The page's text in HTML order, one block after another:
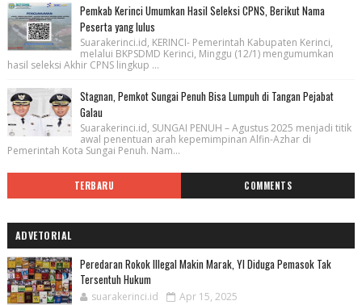
Pemkab Kerinci Umumkan Hasil Seleksi CPNS, Berikut Nama
Peserta yang lulus
Suarakerinci.id, KERINCI- Pemerintah Kabupaten Kerinci,
melalui BKPSDMD Kerinci, Minggu (12/1) mengumumkan
hasil seleksi Akhir CPNS lingkup ...
Stagnan, Pemkot Sungai Penuh Bisa Lumpuh di Tangan Pejabat
Galau
Suarakerinci.id, SUNGAI PENUH – Agustus 2025 menjadi titik
awal penentuan arah kepemimpinan Alfin-Azhar di
Pemerintah Kota Sungai Penuh. Nam...
TERBARU COMMENTS
ADVETORIAL
Peredaran Rokok Illegal Makin Marak, YI Diduga Pemasok Tak
Tersentuh Hukum
suarakerinci.id Apr 15, 2025